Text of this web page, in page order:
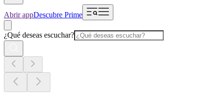
Abrir appDescubre Prime
¿Qué deseas escuchar?